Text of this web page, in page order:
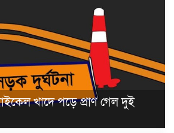
খাদে পড়ে প্রাণ গেল দুই